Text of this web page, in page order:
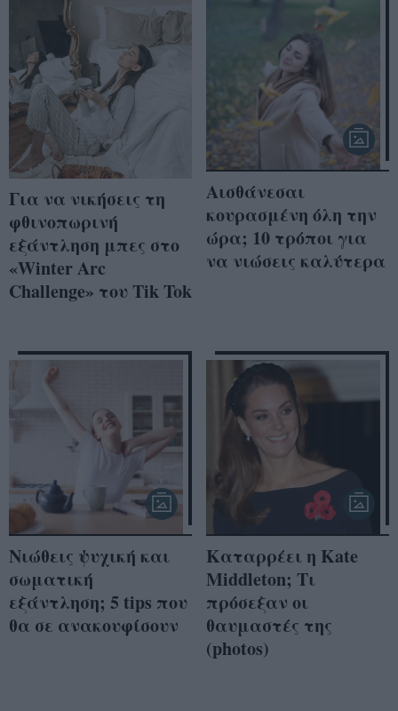
Για να νικήσεις τη
φθινοπωρινή
εξάντληση μπες στο
«Winter Arc
Challenge» του Tik Tok
Αισθάνεσαι
κουρασμένη όλη την
ώρα; 10 τρόποι για
να νιώσεις καλύτερα
Νιώθεις ψυχική και
σωματική
εξάντληση; 5 tips που
θα σε ανακουφίσουν
Καταρρέει η Kate
Middleton; Τι
πρόσεξαν οι
θαυμαστές της
(photos)